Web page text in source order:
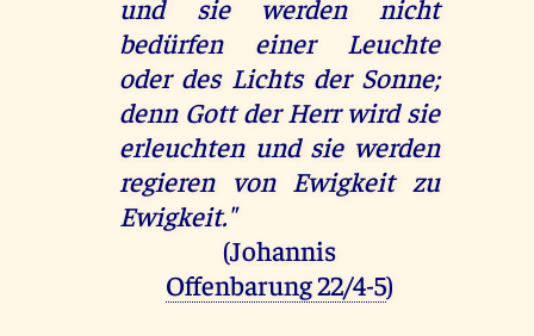
und sie werden nicht
bedürfen einer Leuchte
oder des Lichts der Sonne;
denn Gott der Herr wird sie
erleuchten und sie werden
regieren von Ewigkeit zu
Ewigkeit."
(Johannis
Offenbarung 22/4-5)